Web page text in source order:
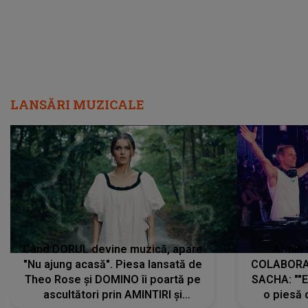
LANSĂRI MUZICALE
Când DORUL devine muzică, apare
"Nu ajung acasă". Piesa lansată de
Theo Rose și DOMINO îi poartă pe
ascultători prin AMINTIRI și
SACHA:
o piesă